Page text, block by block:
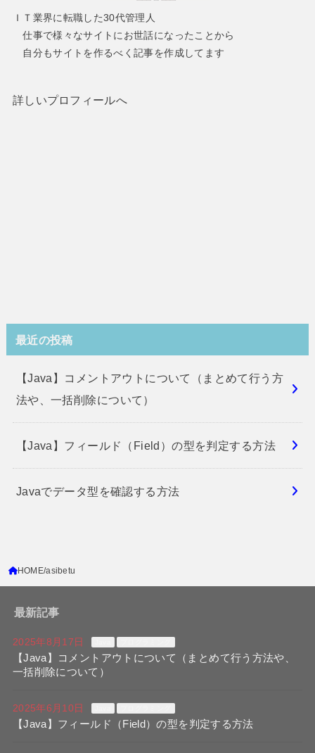
ＩＴ業界に転職した30代管理人
仕事で様々なサイトにお世話になったことから
自分もサイトを作るべく記事を作成してます
詳しいプロフィールへ
最近の投稿
【Java】コメントアウトについて（まとめて行う方
法や、一括削除について）
【Java】フィールド（Field）の型を判定する方法
Javaでデータ型を確認する方法
HOME asibetu
最新記事
2025年8月17日
【Java】コメントアウトについて（まとめて行う方法や、
一括削除について）
2025年6月10日
【Java】フィールド（Field）の型を判定する方法